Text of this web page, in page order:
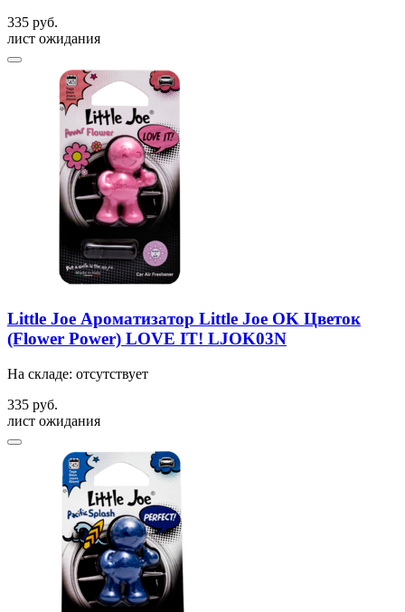
335 руб.
лист ожидания
Little Joe Ароматизатор Little Joe OK Цветок
(Flower Power) LOVE IT! LJOK03N
На складе: отсутствует
335 руб.
лист ожидания